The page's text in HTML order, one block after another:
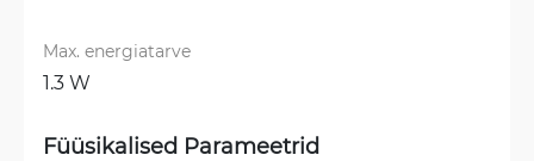
Max. energiatarve
1.3 W
Füüsikalised Parameetrid